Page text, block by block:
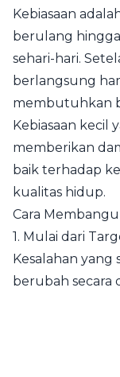
Kebiasaan
berulang
sehari-hari.
berlangsung
membutuhkan
Kebiasaan kecil
memberikan
baik terhadap
kualitas hidup.
Cara
1. Mulai dari
Kesalahan yang
berubah secara